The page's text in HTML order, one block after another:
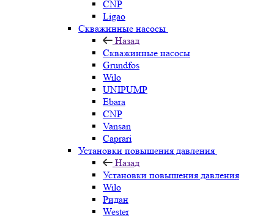
CNP
Ligao
Скважинные насосы
Назад
Скважинные насосы
Grundfos
Wilo
UNIPUMP
Ebara
CNP
Vansan
Caprari
Установки повышения давления
Назад
Установки повышения давления
Wilo
Ридан
Wester